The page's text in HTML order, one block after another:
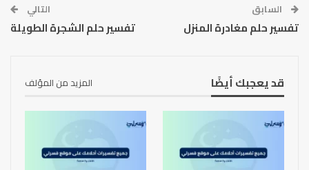
السابق
تفسير حلم مغادرة المنزل
التالي
تفسير حلم الشجرة الطويلة
قد يعجبك أيضًا المزيد من المؤلف